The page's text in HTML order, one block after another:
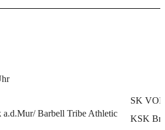
SK
Barbell Tribe Athletic
KSK